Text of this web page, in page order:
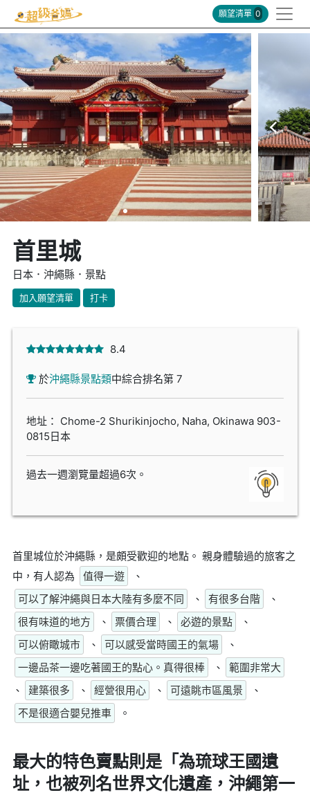
願望清單 0
首里城
日本．沖繩縣．景點
加入願望清單 打卡
8.4
於沖繩縣景點類中綜合排名第 7
地址： Chome-2 Shurikinjocho, Naha, Okinawa 903-
0815日本
過去一週瀏覽量超過6次。
首里城位於沖繩縣，是頗受歡迎的地點。 親身體驗過的旅客之
中，有人認為
值得一遊
、
可以了解沖繩與日本大陸有多麼不同
、 有很多台階
、
很有味道的地方
、 票價合理 、 必遊的景點
、
可以俯瞰城市
、 可以感受當時國王的氣場
、
一邊品茶一邊吃著國王的點心。真得很棒
、
範圍非常大
、
建築很多 、 經營很用心 、 可遠眺市區風景
、
不是很適合嬰兒推車
。
最大的特色賣點則是「為琉球王國遺
址，也被列名世界文化遺產，沖繩第一